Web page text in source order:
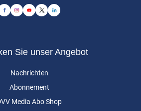
Sie unser Angebot
Nachrichten
Abonnement
Media Abo Shop